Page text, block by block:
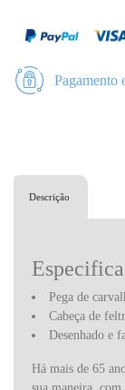
Pagamento
Descrição
Pega de
Cabeça de
Desenhado e
Há mais de 65